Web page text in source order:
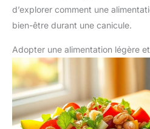
d’explorer comment une
bien-être durant une canicule.
Adopter une alimentation légère